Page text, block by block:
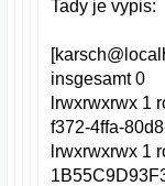
Tady je vypis:
insgesamt 0
lrwxrwxrwx 1
f372-4ffa-
lrwxrwxrwx 1